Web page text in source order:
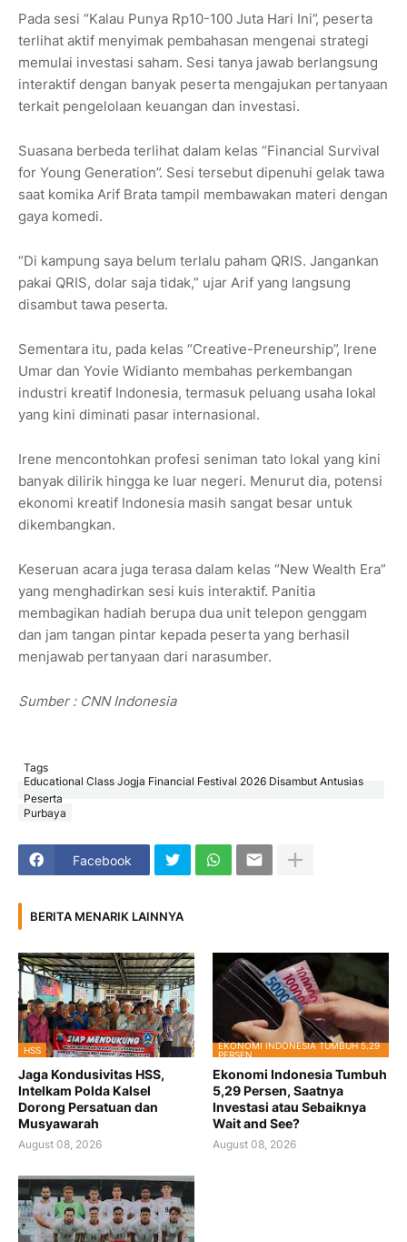
Pada sesi “Kalau Punya Rp10-100 Juta Hari Ini”, peserta
terlihat aktif menyimak pembahasan mengenai strategi
memulai investasi saham. Sesi tanya jawab berlangsung
interaktif dengan banyak peserta mengajukan pertanyaan
terkait pengelolaan keuangan dan investasi.
Suasana berbeda terlihat dalam kelas “Financial Survival
for Young Generation”. Sesi tersebut dipenuhi gelak tawa
saat komika Arif Brata tampil membawakan materi dengan
gaya komedi.
“Di kampung saya belum terlalu paham QRIS. Jangankan
pakai QRIS, dolar saja tidak,” ujar Arif yang langsung
disambut tawa peserta.
Sementara itu, pada kelas “Creative-Preneurship”, Irene
Umar dan Yovie Widianto membahas perkembangan
industri kreatif Indonesia, termasuk peluang usaha lokal
yang kini diminati pasar internasional.
Irene mencontohkan profesi seniman tato lokal yang kini
banyak dilirik hingga ke luar negeri. Menurut dia, potensi
ekonomi kreatif Indonesia masih sangat besar untuk
dikembangkan.
Keseruan acara juga terasa dalam kelas “New Wealth Era”
yang menghadirkan sesi kuis interaktif. Panitia
membagikan hadiah berupa dua unit telepon genggam
dan jam tangan pintar kepada peserta yang berhasil
menjawab pertanyaan dari narasumber.
Sumber : CNN Indonesia
Tags
Educational Class Jogja Financial Festival 2026 Disambut Antusias
Peserta
Purbaya
Facebook
BERITA MENARIK LAINNYA
HSS
Jaga Kondusivitas HSS,
Intelkam Polda Kalsel
Dorong Persatuan dan
Musyawarah
August 08, 2026
EKONOMI INDONESIA TUMBUH 5.29
PERSEN
Ekonomi Indonesia Tumbuh
5,29 Persen, Saatnya
Investasi atau Sebaiknya
Wait and See?
August 08, 2026